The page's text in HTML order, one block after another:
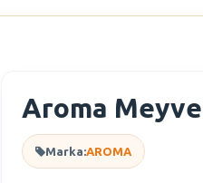
Aroma Meyve
Marka:AROMA